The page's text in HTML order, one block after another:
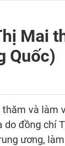
Mai
Quốc)
và làm
đồng chí
ương,